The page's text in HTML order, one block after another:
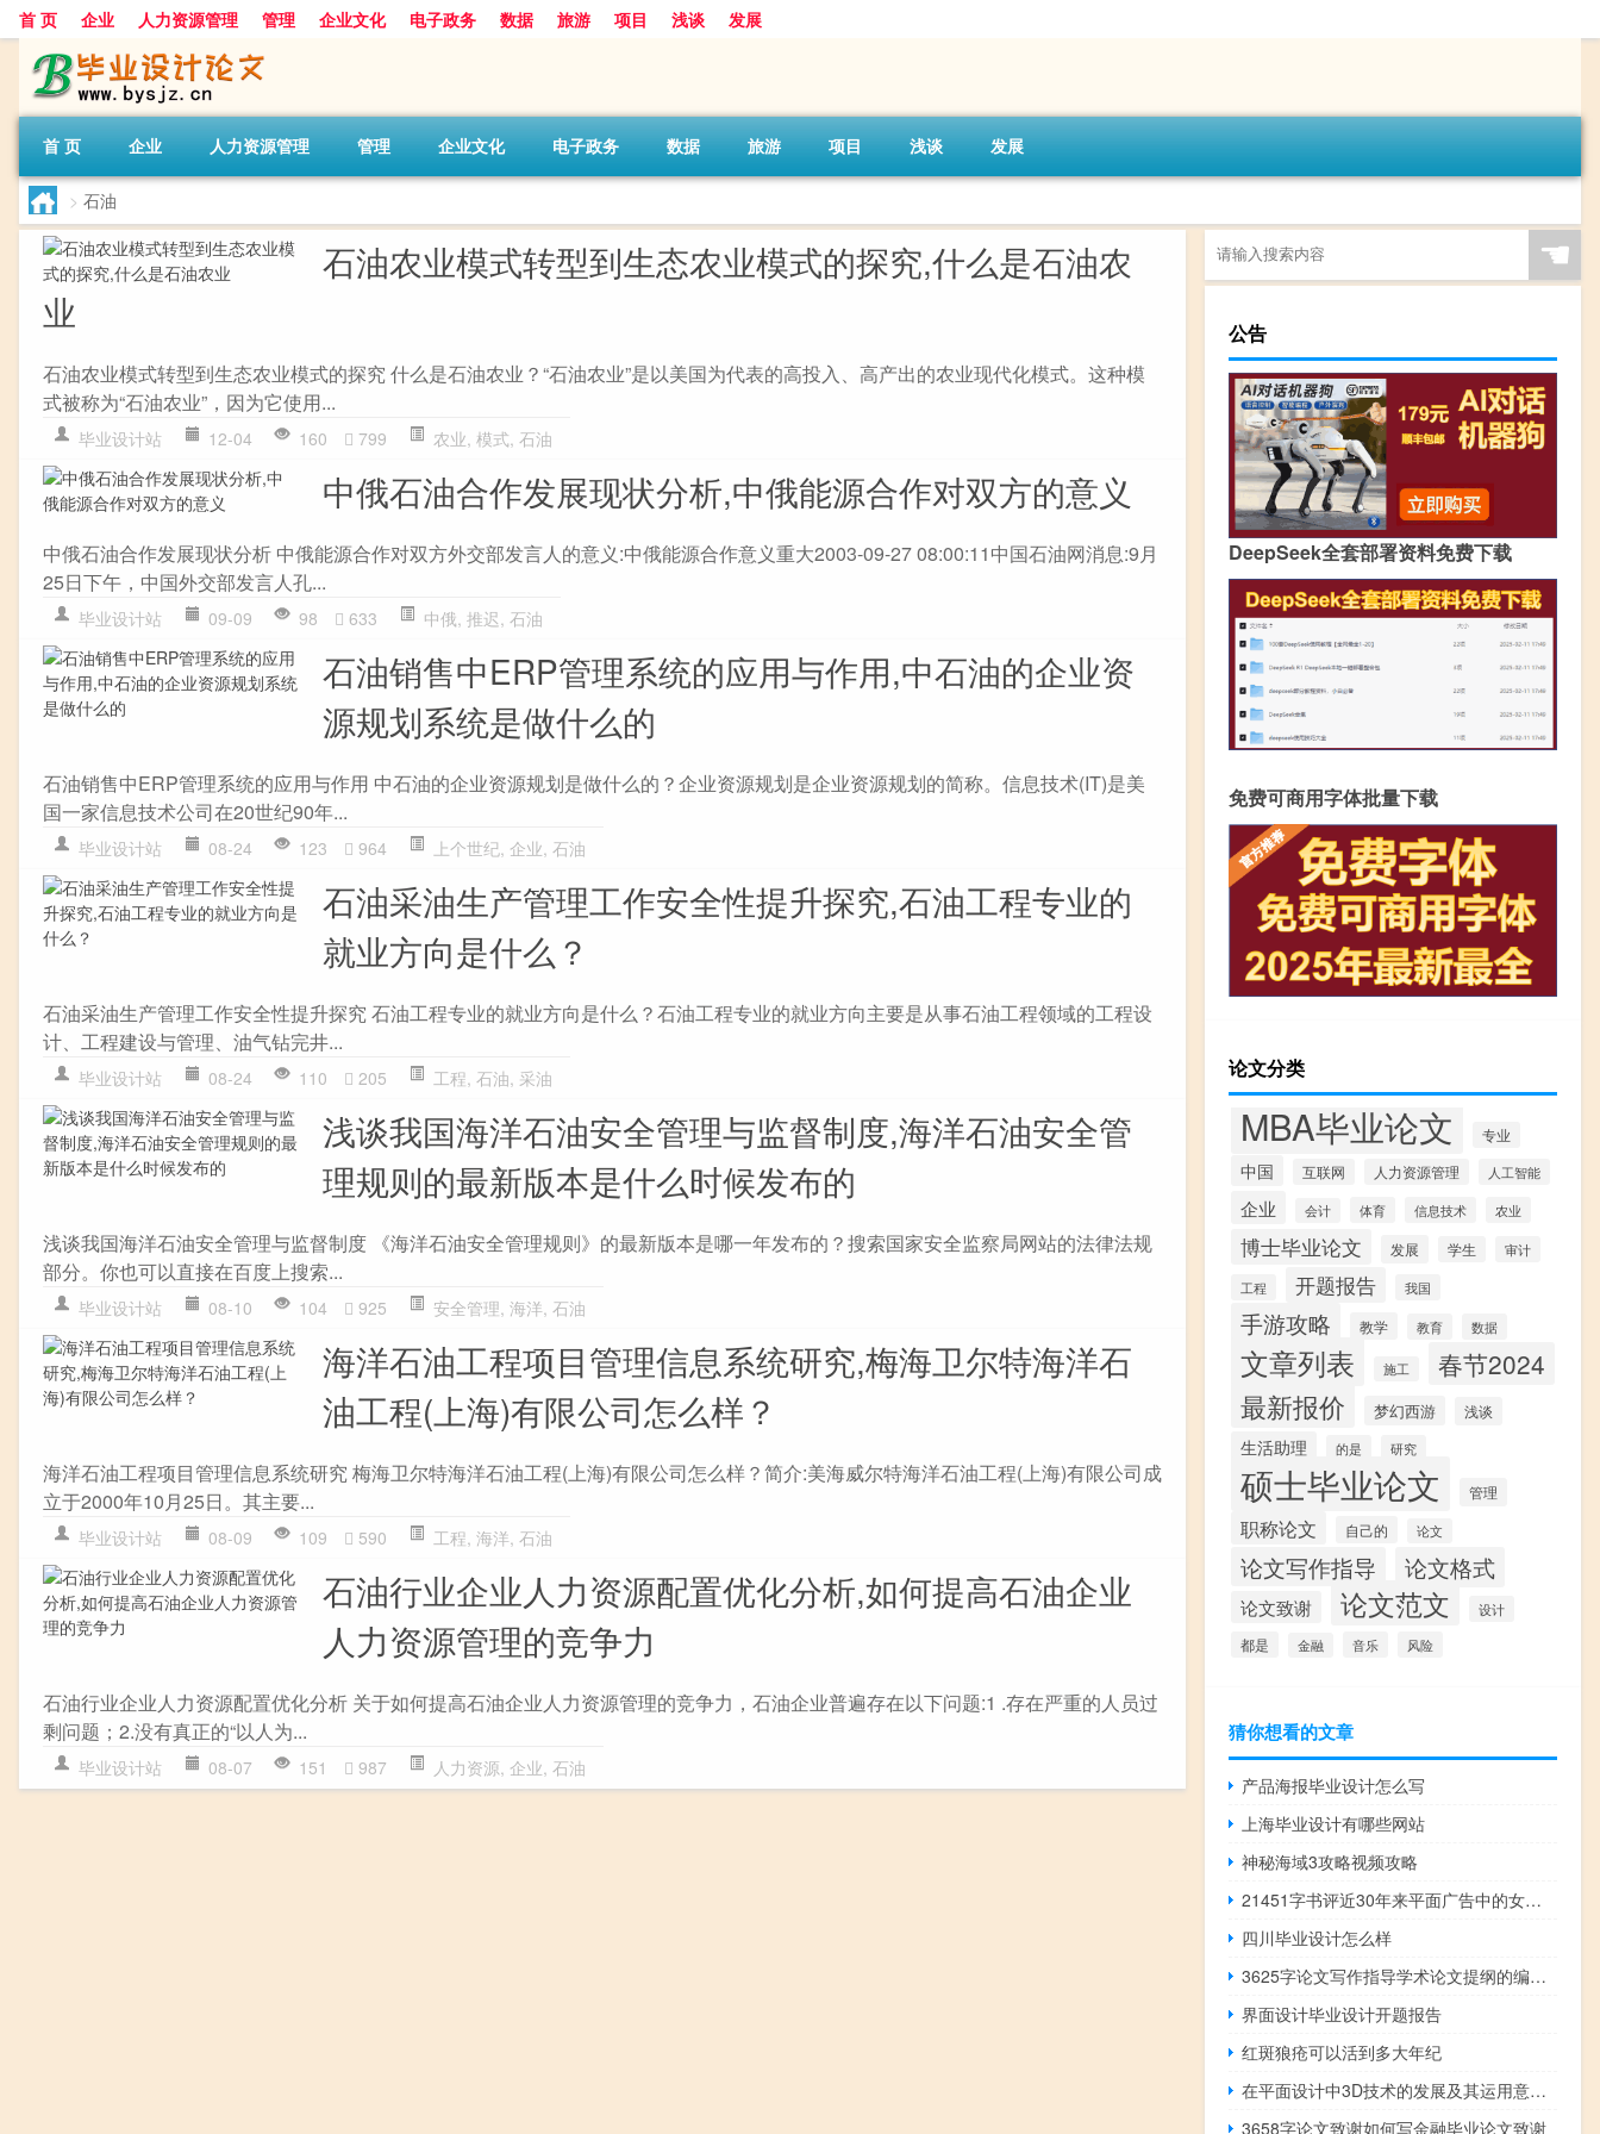
首 页 企业 人力资源管理 管理 企业文化 电子政务 数据 旅游 项目 浅谈 发展
首 页 企业 人力资源管理 管理 企业文化 电子政务 数据 旅游 项目 浅谈 发展
> 石油
石油农业模式转型到生态农业模式的探究,什么是石油农
业
石油农业模式转型到生态农业模式的探究 什么是石油农业？“石油农业”是以美国为代表的高投入、高产出的农业现代化模式。这种模
式被称为“石油农业”，因为它使用...
毕业设计站 12-04 160 799 农业, 模式, 石油
中俄石油合作发展现状分析,中俄能源合作对双方的意义
中俄石油合作发展现状分析 中俄能源合作对双方外交部发言人的意义:中俄能源合作意义重大2003-09-27 08:00:11中国石油网消息:9月
25日下午，中国外交部发言人孔...
毕业设计站 09-09 98 633 中俄, 推迟, 石油
石油销售中ERP管理系统的应用与作用,中石油的企业资
源规划系统是做什么的
石油销售中ERP管理系统的应用与作用 中石油的企业资源规划是做什么的？企业资源规划是企业资源规划的简称。信息技术(IT)是美
国一家信息技术公司在20世纪90年...
毕业设计站 08-24 123 964 上个世纪, 企业, 石油
石油采油生产管理工作安全性提升探究,石油工程专业的
就业方向是什么？
石油采油生产管理工作安全性提升探究 石油工程专业的就业方向是什么？石油工程专业的就业方向主要是从事石油工程领域的工程设
计、工程建设与管理、油气钻完井...
毕业设计站 08-24 110 205 工程, 石油, 采油
浅谈我国海洋石油安全管理与监督制度,海洋石油安全管
理规则的最新版本是什么时候发布的
浅谈我国海洋石油安全管理与监督制度 《海洋石油安全管理规则》的最新版本是哪一年发布的？搜索国家安全监察局网站的法律法规
部分。你也可以直接在百度上搜索...
毕业设计站 08-10 104 925 安全管理, 海洋, 石油
海洋石油工程项目管理信息系统研究,梅海卫尔特海洋石
油工程(上海)有限公司怎么样？
海洋石油工程项目管理信息系统研究 梅海卫尔特海洋石油工程(上海)有限公司怎么样？简介:美海威尔特海洋石油工程(上海)有限公司成
立于2000年10月25日。其主要...
毕业设计站 08-09 109 590 工程, 海洋, 石油
石油行业企业人力资源配置优化分析,如何提高石油企业
人力资源管理的竞争力
石油行业企业人力资源配置优化分析 关于如何提高石油企业人力资源管理的竞争力，石油企业普遍存在以下问题:1 .存在严重的人员过
剩问题；2.没有真正的“以人为...
毕业设计站 08-07 151 987 人力资源, 企业, 石油
☚
公告
DeepSeek全套部署资料免费下载
免费可商用字体批量下载
论文分类
MBA毕业论文 专业
中国 互联网 人力资源管理 人工智能
企业 会计 体育 信息技术 农业
博士毕业论文 发展 学生
审计
工程
开题报告 我国
手游攻略 教学 教育 数据
文章列表 施工 春节2024
最新报价 梦幻西游 浅谈
生活助理 的是 研究
硕士毕业论文 管理
职称论文 自己的 论文
论文写作指导 论文格式
论文致谢 论文范文
设计
都是
金融 音乐 风险
猜你想看的文章
产品海报毕业设计怎么写
上海毕业设计有哪些网站
神秘海域3攻略视频攻略
21451字书评近30年来平面广告中的女性符号研究
四川毕业设计怎么样
3625字论文写作指导学术论文提纲的编写要求
界面设计毕业设计开题报告
红斑狼疮可以活到多大年纪
在平面设计中3D技术的发展及其运用意义,平面设计和三维设计一样吗
3658字论文致谢如何写金融毕业论文致谢